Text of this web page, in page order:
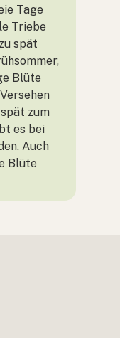
Tage
Triebe
spät
Blüte
zum
es bei
Auch
Blüte